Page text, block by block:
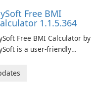
Free BMI
1.1.5.364
Free BMI Calculator by
is a user-friendly
to help you